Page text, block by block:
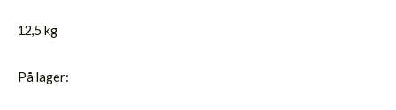
12,5 kg
På lager: